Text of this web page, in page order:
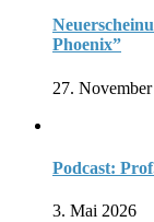
Phoenix”
27.
Podcast:
3. Mai 2026